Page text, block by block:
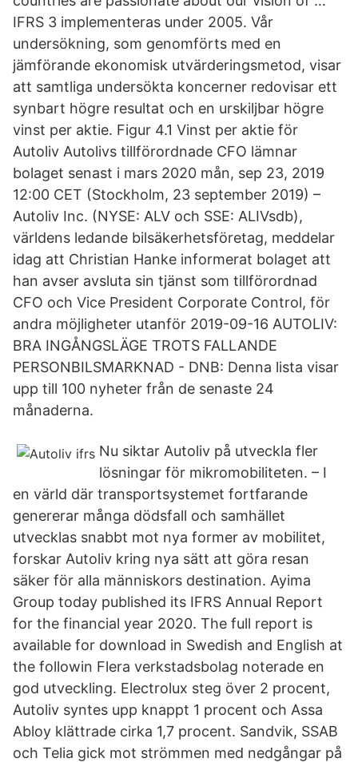
IFRS 3 implementeras under 2005. Vår
undersökning, som genomförts med en
jämförande ekonomisk utvärderingsmetod, visar
att samtliga undersökta koncerner redovisar ett
synbart högre resultat och en urskiljbar högre
vinst per aktie. Figur 4.1 Vinst per aktie för
Autoliv Autolivs tillförordnade CFO lämnar
bolaget senast i mars 2020 mån, sep 23, 2019
12:00 CET (Stockholm, 23 september 2019) –
Autoliv Inc. (NYSE: ALV och SSE: ALIVsdb),
världens ledande bilsäkerhetsföretag, meddelar
idag att Christian Hanke informerat bolaget att
han avser avsluta sin tjänst som tillförordnad
CFO och Vice President Corporate Control, för
andra möjligheter utanför 2019-09-16 AUTOLIV:
BRA INGÅNGSLÄGE TROTS FALLANDE
PERSONBILSMARKNAD - DNB: Denna lista visar
upp till 100 nyheter från de senaste 24
månaderna.
Nu siktar Autoliv på utveckla fler
lösningar för mikromobiliteten. – I
en värld där transportsystemet fortfarande
genererar många dödsfall och samhället
utvecklas snabbt mot nya former av mobilitet,
forskar Autoliv kring nya sätt att göra resan
säker för alla människors destination. Ayima
Group today published its IFRS Annual Report
for the financial year 2020. The full report is
available for download in Swedish and English at
the followin Flera verkstadsbolag noterade en
god utveckling. Electrolux steg över 2 procent,
Autoliv syntes upp knappt 1 procent och Assa
Abloy klättrade cirka 1,7 procent. Sandvik, SSAB
och Telia gick mot strömmen med nedgångar på